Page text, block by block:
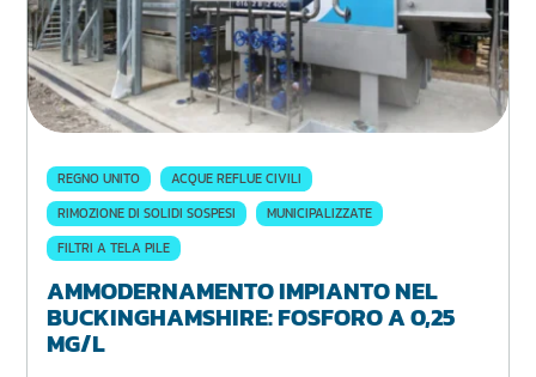
REGNO UNITO
ACQUE REFLUE CIVILI
RIMOZIONE DI SOLIDI SOSPESI
MUNICIPALIZZATE
FILTRI A TELA PILE
AMMODERNAMENTO IMPIANTO NEL
BUCKINGHAMSHIRE: FOSFORO A 0,25
MG/L